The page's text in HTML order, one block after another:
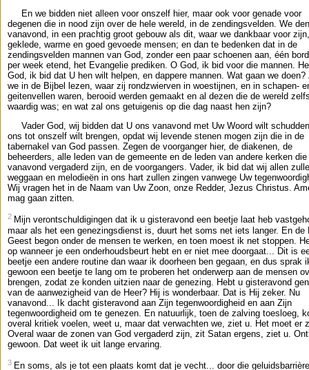
En we bidden niet alleen voor onszelf hier, maar ook voor genade voor
degenen die in nood zijn over de hele wereld, in de zendingsvelden. We
vanavond, in een prachtig groot gebouw als dit, waar we dankbaar voor
geklede, warme en goed gevoede mensen; en dan te bedenken dat in de
zendingsvelden mannen van God, zonder een paar schoenen aan, één
per week etend, het Evangelie prediken. O God, ik bid voor die mannen.
God, ik bid dat U hen wilt helpen, en dappere mannen. Wat gaan we doen?
we in de Bijbel lezen, waar zij rondzwierven in woestijnen, en in schapen-
geitenvellen waren, berooid werden gemaakt en al dezen die de wereld
waardig was; en wat zal ons getuigenis op die dag naast hen zijn?
Vader God, wij bidden dat U ons vanavond met Uw Woord wilt
ons tot onszelf wilt brengen, opdat wij levende stenen mogen zijn die in de
tabernakel van God passen. Zegen de voorganger hier, de diakenen, de
beheerders, alle leden van de gemeente en de leden van andere kerken die
vanavond vergaderd zijn, en de voorgangers. Vader, ik bid dat wij allen
weggaan en melodieën in ons hart zullen zingen vanwege Uw
Wij vragen het in de Naam van Uw Zoon, onze Redder, Jezus Christus.
mag gaan zitten.
2 Mijn verontschuldigingen dat ik u gisteravond een beetje laat heb
maar als het een genezingsdienst is, duurt het soms net iets langer. En de
Geest begon onder de mensen te werken, en toen moest ik net stoppen.
op wanneer je een onderhoudsbeurt hebt en er niet mee doorgaat... Dit is
beetje een andere routine dan waar ik doorheen ben gegaan, en dus sprak
gewoon een beetje te lang om te proberen het onderwerp aan de mensen
brengen, zodat ze konden uitzien naar de genezing. Hebt u gisteravond
van de aanwezigheid van de Heer? Hij is wonderbaar. Dat is Hij zeker. Nu
vanavond... Ik dacht gisteravond aan Zijn tegenwoordigheid en aan Zijn
tegenwoordigheid om te genezen. En natuurlijk, toen de zalving toesloeg,
overal kritiek voelen, weet u, maar dat verwachten we, ziet u. Het moet er
Overal waar de zonen van God vergaderd zijn, zit Satan ergens, ziet u.
gewoon. Dat weet ik uit lange ervaring.
3 En soms, als je tot een plaats komt dat je vecht... door die